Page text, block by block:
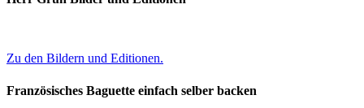
Zu den Bildern und Editionen.
Französisches Baguette einfach selber backen